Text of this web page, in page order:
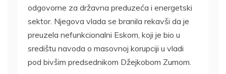
odgovorne za državna preduzeća i energetski
sektor. Njegova vlada se branila rekavši da je
preuzela nefunkcionalni Eskom, koji je bio u
središtu navoda o masovnoj korupciji u vladi
pod bivšim predsednikom Džejkobom Zumom.